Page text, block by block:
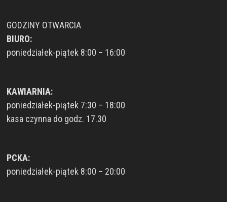
GODZINY OTWARCIA
BIURO:
poniedziałek-piątek 8:00 – 16:00
KAWIARNIA:
poniedziałek-piątek 7:30 – 18:00
kasa czynna do godz. 17.30
PCKA:
poniedziałek-piątek 8:00 – 20:00